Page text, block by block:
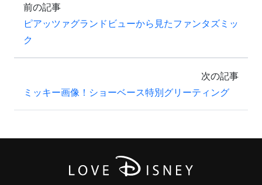
前の記事
ピアッツァグランドビューから見たファンタズミッ
ク
次の記事
ミッキー画像！ショーベース特別グリーティング